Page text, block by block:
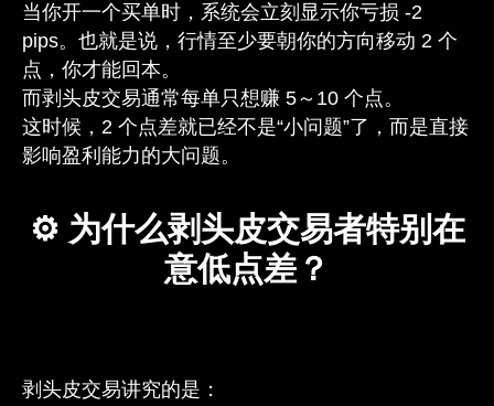
当你开一个买单时，系统会立刻显示你亏损 -2
pips。也就是说，行情至少要朝你的方向移动 2 个
点，你才能回本。
而剥头皮交易通常每单只想赚 5～10 个点。
这时候，2 个点差就已经不是“小问题”了，而是直接
影响盈利能力的大问题。
⚙️ 为什么剥头皮交易者特别在
意低点差？
剥头皮交易讲究的是：